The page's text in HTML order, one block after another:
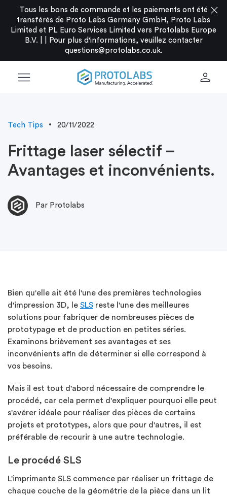
Tous les bons de commande et les paiements ont été
transférés de Proto Labs Germany GmbH, Proto Labs
Limited et PL Euro Services Limited vers Protolabs Europe
B.V. |
Pour plus d'informations, veuillez contacter
questions@protolabs.co.uk.
close
menu person
Tech Tips 20/11/2022
Frittage laser sélectif –
Avantages et inconvénients.
Par Protolabs
Bien qu'elle ait été l'une des premières technologies
d'impression 3D, le SLS reste l'une des meilleures
solutions pour fabriquer de nombreuses pièces de
prototypage et de production en petites séries.
Examinons brièvement ses avantages et ses
inconvénients afin de déterminer si elle correspond à
vos besoins.
Mais il est tout d'abord nécessaire de comprendre le
procédé, car cela permet d'expliquer pourquoi elle peut
s'avérer idéale pour réaliser des pièces de certains
projets et prototypes, alors que pour d'autres, il est
préférable de recourir à une autre technologie.
Le procédé SLS
L'imprimante SLS commence par réaliser un frittage de
chaque couche de la géométrie de la pièce dans un lit